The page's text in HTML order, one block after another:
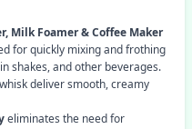
Milk Foamer & Coffee Maker
for quickly mixing and frothing
shakes, and other beverages.
deliver smooth, creamy
eliminates the need for